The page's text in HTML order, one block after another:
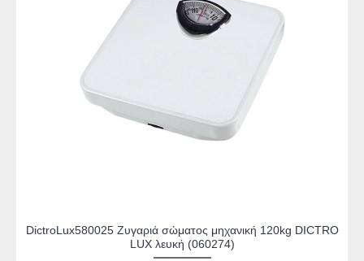
DictroLux580025 Ζυγαριά σώματος μηχανική 120kg DICTRO
LUX λευκή (060274)